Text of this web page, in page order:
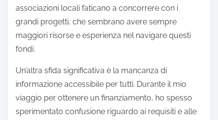
associazioni locali faticano a concorrere con i
grandi progetti, che sembrano avere sempre
maggiori risorse e esperienza nel navigare questi
fondi.
Un’altra sfida significativa è la mancanza di
informazione accessibile per tutti. Durante il mio
viaggio per ottenere un finanziamento, ho spesso
sperimentato confusione riguardo ai requisiti e alle